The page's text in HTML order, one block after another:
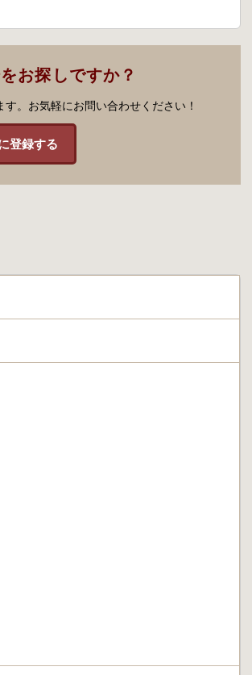
お探しですか？
。お気軽にお問い合わせください！
登録する